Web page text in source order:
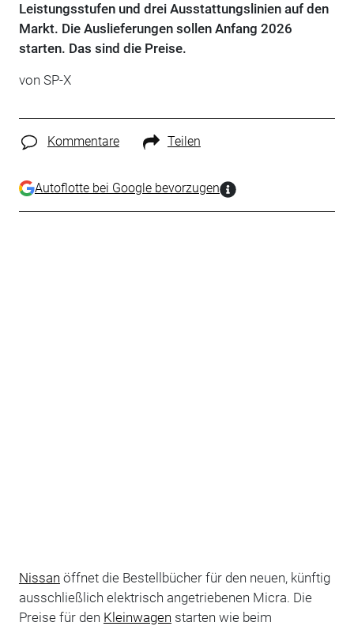
Leistungsstufen und drei Ausstattungslinien auf den
Markt. Die Auslieferungen sollen Anfang 2026
starten. Das sind die Preise.
von SP-X
Kommentare Teilen
Autoflotte bei Google bevorzugen
Nissan öffnet die Bestellbücher für den neuen, künftig
ausschließlich elektrisch angetriebenen Micra. Die
Preise für den Kleinwagen starten wie beim